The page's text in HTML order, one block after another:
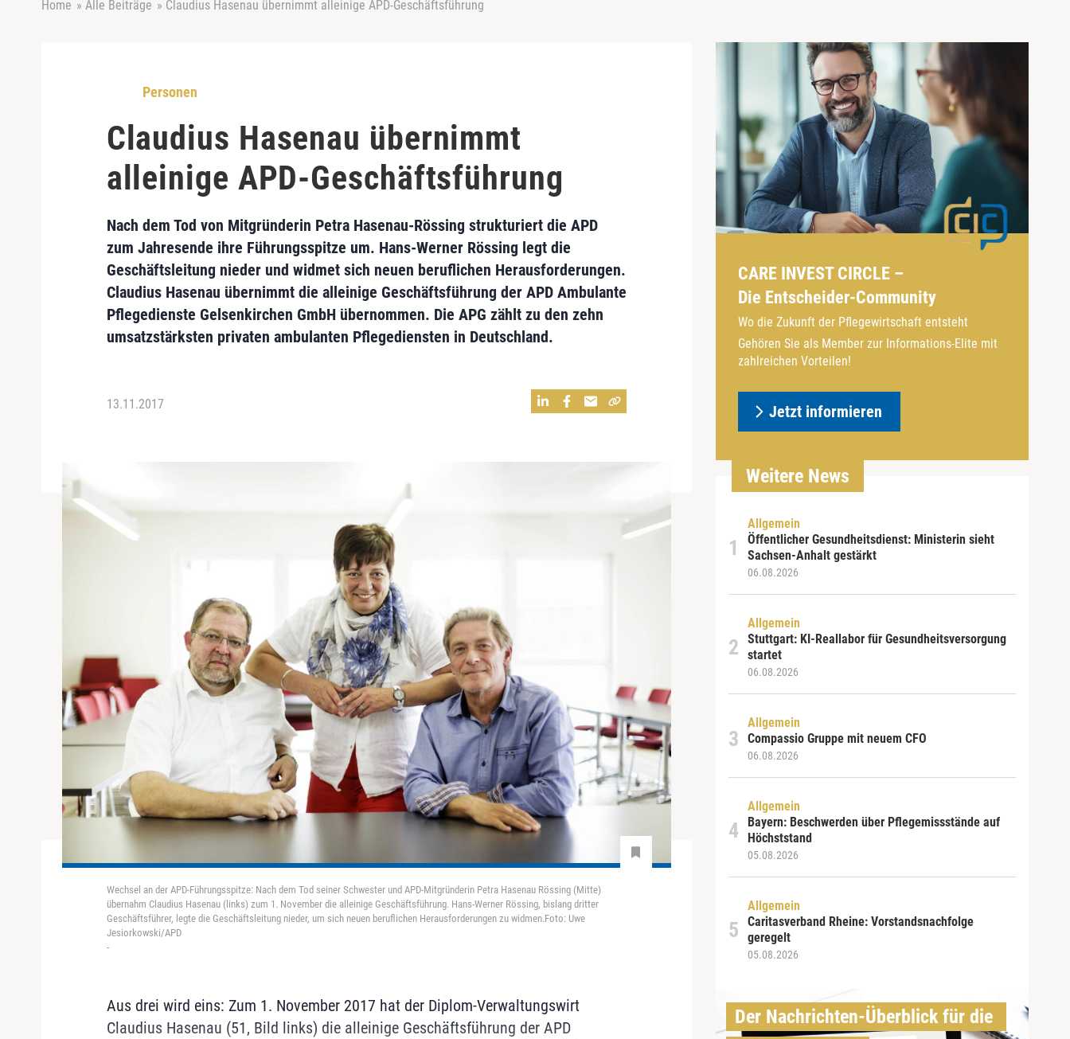
Home » Alle Beiträge » Claudius Hasenau übernimmt alleinige APD-Geschäftsführung
Personen
Claudius Hasenau übernimmt
alleinige APD-Geschäftsführung
Nach dem Tod von Mitgründerin Petra Hasenau-Rössing strukturiert die APD
zum Jahresende ihre Führungsspitze um. Hans-Werner Rössing legt die
Geschäftsleitung nieder und widmet sich neuen beruflichen Herausforderungen.
Claudius Hasenau übernimmt die alleinige Geschäftsführung der APD Ambulante
Pflegedienste Gelsenkirchen GmbHübernommen. Die APG zählt zu den zehn
umsatzstärksten privaten ambulanten Pflegediensten in Deutschland.
13.11.2017
Wechsel an der APD-Führungsspitze: Nach dem Tod seiner Schwester und APD-Mitgründerin Petra Hasenau Rössing (Mitte)
übernahm Claudius Hasenau (links) zum 1. November die alleinige Geschäftsführung. Hans-Werner Rössing, bislang dritter
Geschäftsführer, legte die Geschäftsleitung nieder, um sich neuen beruflichen Herausforderungen zu widmen.Foto: Uwe
Jesiorkowski/APD
-
Aus drei wird eins: Zum 1. November 2017 hat der Diplom-Verwaltungswirt
Claudius Hasenau (51, Bild links) die alleinige Geschäftsführung der APD
CARE INVEST CIRCLE –
Die Entscheider-Community
Wo die Zukunft der Pflegewirtschaft entsteht
Gehören Sie als Member zur Informations-Elite mit
zahlreichen Vorteilen!
Jetzt informieren
Weitere News
Allgemein
Öffentlicher Gesundheitsdienst: Ministerin sieht
Sachsen-Anhalt gestärkt
06.08.2026
Allgemein
Stuttgart: KI-Reallabor für Gesundheitsversorgung
startet
06.08.2026
Allgemein
Compassio Gruppe mit neuem CFO
06.08.2026
Allgemein
Bayern: Beschwerden über Pflegemissstände auf
Höchststand
05.08.2026
Allgemein
Caritasverband Rheine: Vorstandsnachfolge
geregelt
05.08.2026
Der Nachrichten-Überblick für die